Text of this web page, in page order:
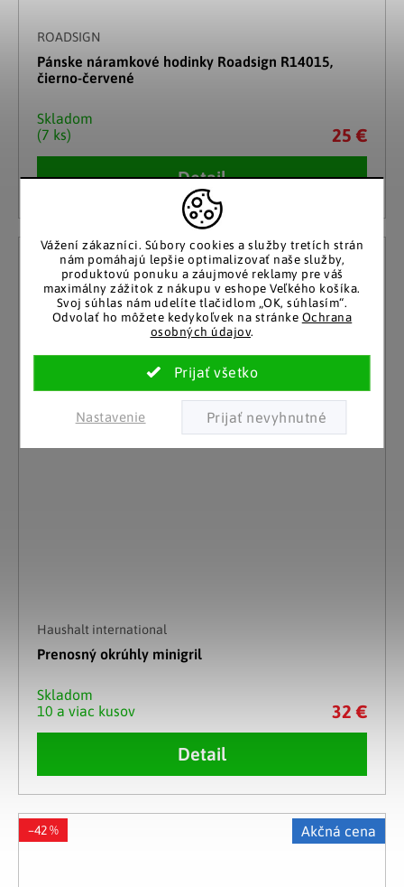
Vážení zákazníci. Súbory cookies a služby tretích strán
nám pomáhajú lepšie optimalizovať naše služby,
produktovú ponuku a záujmové reklamy pre váš
maximálny zážitok z nákupu v eshope Veľkého košíka.
Svoj súhlas nám udelíte tlačidlom „OK, súhlasím“.
Odvolať ho môžete kedykoľvek na stránke Ochrana
osobných údajov.
Nastavenie
ROADSIGN
Pánske náramkové hodinky Roadsign R14015,
čierno-červené
Skladom
(7 ks)
25 €
Detail
Haushalt international
Prenosný okrúhly minigril
Skladom
10 a viac kusov
32 €
Detail
Akčná cena
–42 %